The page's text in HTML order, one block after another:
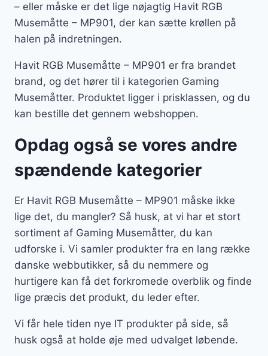
– eller måske er det lige nøjagtig Havit RGB
Musemåtte – MP901, der kan sætte krøllen på
halen på indretningen.
Havit RGB Musemåtte – MP901 er fra brandet
brand, og det hører til i kategorien Gaming
Musemåtter. Produktet ligger i prisklassen, og du
kan bestille det gennem webshoppen.
Opdag også se vores andre
spændende kategorier
Er Havit RGB Musemåtte – MP901 måske ikke
lige det, du mangler? Så husk, at vi har et stort
sortiment af Gaming Musemåtter, du kan
udforske i. Vi samler produkter fra en lang række
danske webbutikker, så du nemmere og
hurtigere kan få det forkromede overblik og finde
lige præcis det produkt, du leder efter.
Vi får hele tiden nye IT produkter på side, så
husk også at holde øje med udvalget løbende.